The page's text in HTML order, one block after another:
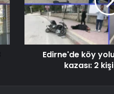
Edirne'de köy
kazası: 2